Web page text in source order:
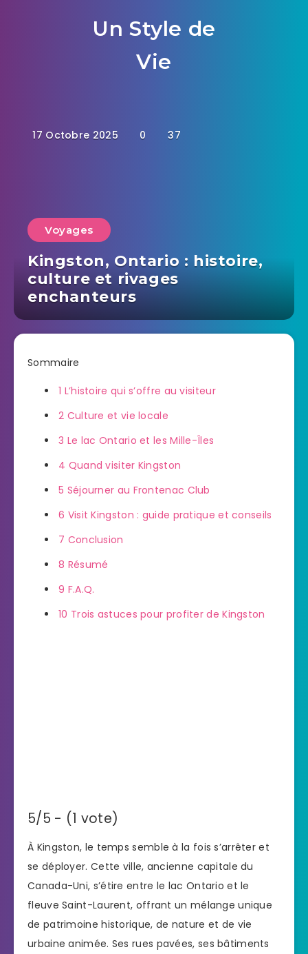
Un Style de
Vie
17 Octobre 2025 0 37
Voyages
Kingston, Ontario : histoire,
culture et rivages
enchanteurs
Sommaire
1 L’histoire qui s’offre au visiteur
2 Culture et vie locale
3 Le lac Ontario et les Mille-Îles
4 Quand visiter Kingston
5 Séjourner au Frontenac Club
6 Visit Kingston : guide pratique et conseils
7 Conclusion
8 Résumé
9 F.A.Q.
10 Trois astuces pour profiter de Kingston
5/5 - (1 vote)
À Kingston, le temps semble à la fois s’arrêter et
se déployer. Cette ville, ancienne capitale du
Canada-Uni, s’étire entre le lac Ontario et le
fleuve Saint-Laurent, offrant un mélange unique
de patrimoine historique, de nature et de vie
urbaine animée. Ses rues pavées, ses bâtiments